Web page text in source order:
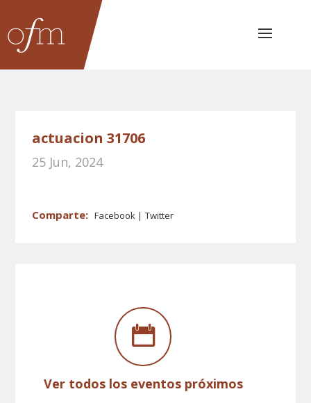
actuacion 31706
25 Jun, 2024
Facebook Twitter
Ver todos los eventos próximos